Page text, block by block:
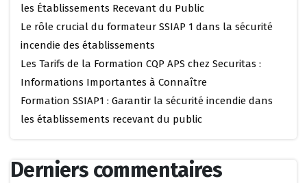
les Établissements Recevant du Public
Le rôle crucial du formateur SSIAP 1 dans la sécurité
incendie des établissements
Les Tarifs de la Formation CQP APS chez Securitas :
Informations Importantes à Connaître
Formation SSIAP1 : Garantir la sécurité incendie dans
les établissements recevant du public
Derniers commentaires